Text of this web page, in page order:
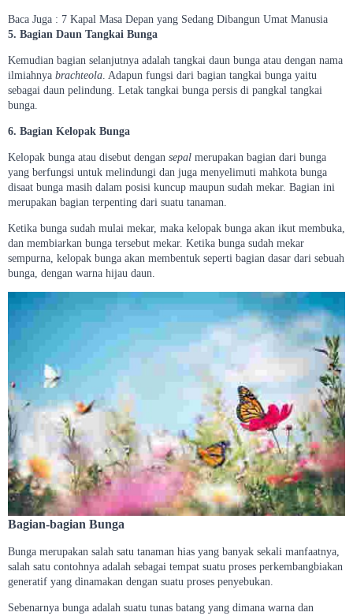
Baca Juga : 7 Kapal Masa Depan yang Sedang Dibangun Umat Manusia
5. Bagian Daun Tangkai Bunga
Kemudian bagian selanjutnya adalah tangkai daun bunga atau dengan nama
ilmiahnya brachteola . Adapun fungsi dari bagian tangkai bunga yaitu
sebagai daun pelindung. Letak tangkai bunga persis di pangkal tangkai
bunga.
6. Bagian Kelopak Bunga
Kelopak bunga atau disebut dengan sepal merupakan bagian dari bunga
yang berfungsi untuk melindungi dan juga menyelimuti mahkota bunga
disaat bunga masih dalam posisi kuncup maupun sudah mekar. Bagian ini
merupakan bagian terpenting dari suatu tanaman.
Ketika bunga sudah mulai mekar, maka kelopak bunga akan ikut membuka,
dan membiarkan bunga tersebut mekar. Ketika bunga sudah mekar
sempurna, kelopak bunga akan membentuk seperti bagian dasar dari sebuah
bunga, dengan warna hijau daun.
Bagian-bagian Bunga
Bunga merupakan salah satu tanaman hias yang banyak sekali manfaatnya,
salah satu contohnya adalah sebagai tempat suatu proses perkembangbiakan
generatif yang dinamakan dengan suatu proses penyebukan.
Sebenarnya bunga adalah suatu tunas batang yang dimana warna dan